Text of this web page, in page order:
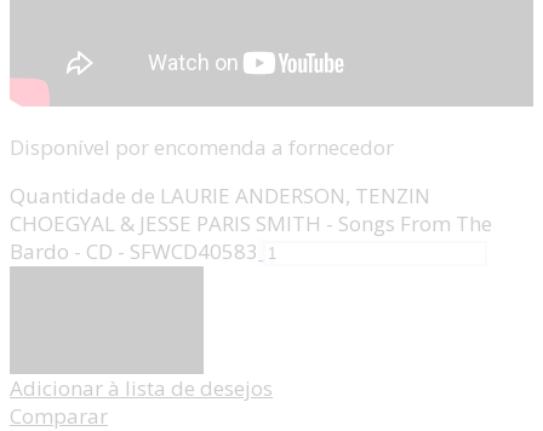
Disponível por encomenda a fornecedor
Quantidade de LAURIE ANDERSON, TENZIN
CHOEGYAL & JESSE PARIS SMITH - Songs From The
Bardo - CD - SFWCD40583
Adicionar à lista de desejos
Comparar